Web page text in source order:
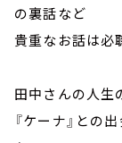
の裏話など
貴重なお話は必
田中さんの人生
『ケーナ』との